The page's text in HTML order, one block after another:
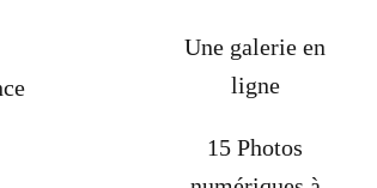
Une galerie en
ligne
15 Photos